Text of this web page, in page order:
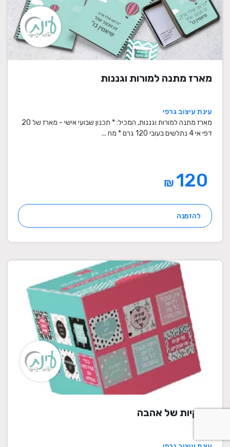
מארז מתנה למורות וגננות
עינת עיצוב גרפי
מארז מתנה למורות וגננות, המכיל: * תכנון שבועי אישי - מארז של 20
דפי אי 4 נתלשים בעובי 120 גרם * מח ...
₪
להזמנה
פתקיות של אהבה